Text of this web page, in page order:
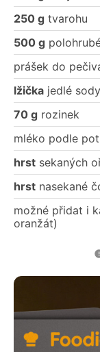
250 g tvarohu
500 g
prášek do
lžička jedlé sody
70 g rozinek
mléko podle
hrst sekaných
hrst nasekané
možné přidat i
oranžát)